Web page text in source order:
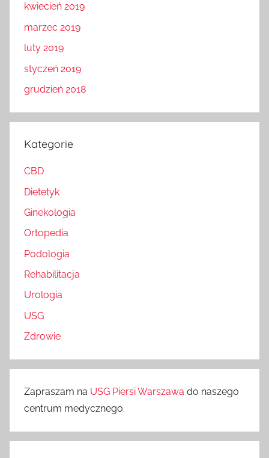
kwiecień 2019
marzec 2019
luty 2019
styczeń 2019
grudzień 2018
Kategorie
CBD
Dietetyk
Ginekologia
Ortopedia
Podologia
Rehabilitacja
Urologia
USG
Zdrowie
Zapraszam na USG Piersi Warszawa do naszego
centrum medycznego.